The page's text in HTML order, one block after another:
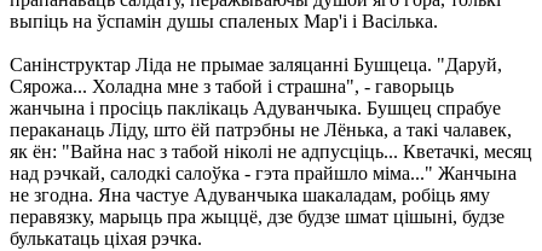
выпіць на ўспамін душы спаленых Мар'і і Васілька.
Санінструктар Ліда не прымае заляцанні Бушцеца. "Даруй,
Сярожа... Холадна мне з табой і страшна", - гаворыць
жанчына і просіць паклікаць Адуванчыка. Бушцец спрабуе
пераканаць Ліду, што ёй патрэбны не Лёнька, а такі чалавек,
як ён: "Вайна нас з табой ніколі не адпусціць... Кветачкі, месяц
над рэчкай, салодкі салоўка - гэта прайшло міма..." Жанчына
не згодна. Яна частуе Адуванчыка шакаладам, робіць яму
перавязку, марыць пра жыццё, дзе будзе шмат цішыні, будзе
булькатаць ціхая рэчка.